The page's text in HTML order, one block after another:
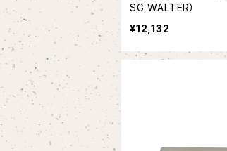
SG WALTER）
¥12,132